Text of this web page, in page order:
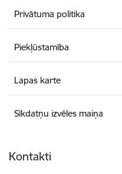
Privātuma politika
Piekļūstamība
Lapas karte
Sīkdatņu izvēles maiņa
Kontakti